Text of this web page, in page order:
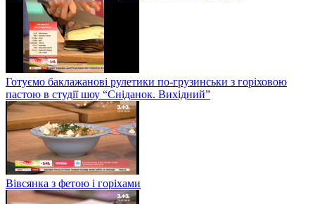
Готуємо баклажанові рулетики по-грузинськи з горіховою
пастою в студії шоу “Сніданок. Вихідний”
Вівсянка з фетою і горіхами